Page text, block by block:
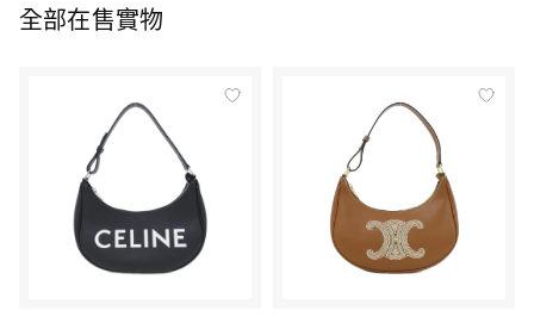
全部在售實物